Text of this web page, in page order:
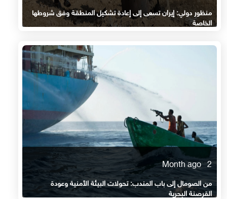
منظور دولي: إيران تسعى إلى إعادة تشكيل المنطقة وفق شروطها
الخاصة
2 Month ago
من الصومال إلى باب المندب: تحولات البيئة الأمنية وعودة
القرصنة البحرية